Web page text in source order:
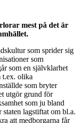
mest på det är
som sprider sig
som
som en självklarhet
t.ex. olika
som bryter
utgör grund för
som ju bland
lagstiftat om bl.a.
att medborgarna får